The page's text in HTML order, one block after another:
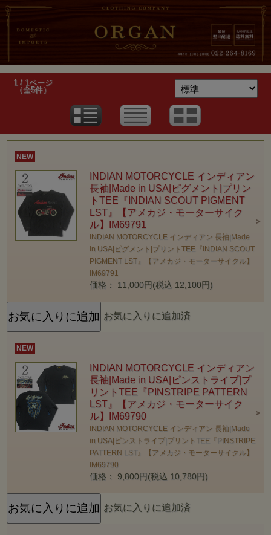
1 / 1ページ
（全5件）
NEW
INDIAN MOTORCYCLE インディアン
長袖|Made in USA|ピグメント|プリン
トTEE『INDIAN SCOUT PIGMENT
LST』【アメカジ・モーターサイク
ル】IM69791
INDIAN MOTORCYCLE インディアン 長袖|Made
in USA|ピグメント|プリントTEE『INDIAN SCOUT
PIGMENT LST』【アメカジ・モーターサイクル】
IM69791
価格： 11,000円(税込 12,100円)
お気に入りに追加済
NEW
INDIAN MOTORCYCLE インディアン
長袖|Made in USA|ピンストライプ|プ
リントTEE『PINSTRIPE PATTERN
LST』【アメカジ・モーターサイク
ル】IM69790
INDIAN MOTORCYCLE インディアン 長袖|Made
in USA|ピンストライプ|プリントTEE『PINSTRIPE
PATTERN LST』【アメカジ・モーターサイクル】
IM69790
価格： 9,800円(税込 10,780円)
お気に入りに追加済